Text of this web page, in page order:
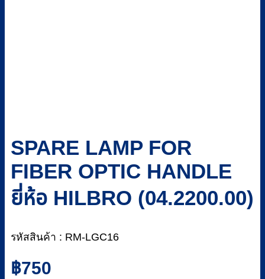
SPARE LAMP FOR
FIBER OPTIC HANDLE
ยี่ห้อ HILBRO (04.2200.00)
รหัสสินค้า : RM-LGC16
฿750